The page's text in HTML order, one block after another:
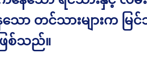
ော တင်သားများက မြ
စ်သည်။